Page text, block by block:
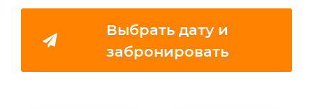
Выбрать дату и
забронировать